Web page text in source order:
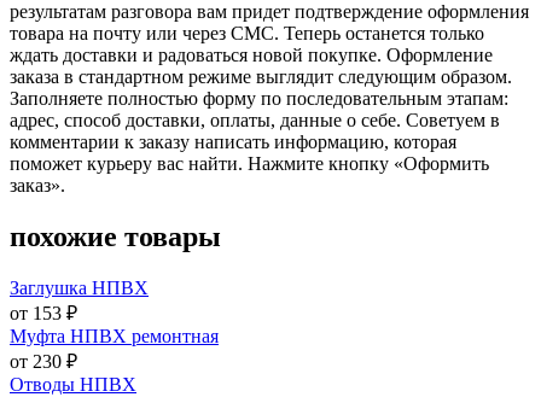
результатам разговора вам придет подтверждение оформления
товара на почту или через СМС. Теперь останется только
ждать доставки и радоваться новой покупке. Оформление
заказа в стандартном режиме выглядит следующим образом.
Заполняете полностью форму по последовательным этапам:
адрес, способ доставки, оплаты, данные о себе. Советуем в
комментарии к заказу написать информацию, которая
поможет курьеру вас найти. Нажмите кнопку «Оформить
заказ».
похожие товары
Заглушка НПВХ
от 153 ₽
Муфта НПВХ ремонтная
от 230 ₽
Отводы НПВХ